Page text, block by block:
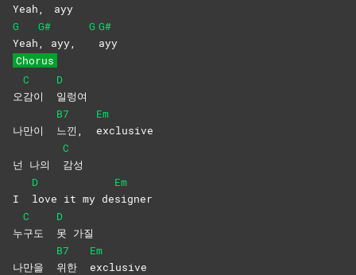
Yeah,
ayy
G
Yeah
G#
, ayy,
G G#
ayy
Chorus
오
C
감이
D
일렁여
나만이
B7
느낀,
Em
exclusive
넌 나의
C
감성
I
D
love it my de
Em
signer
누
C
구도
D
못 가질
나만을
B7
위한
Em
exclusive